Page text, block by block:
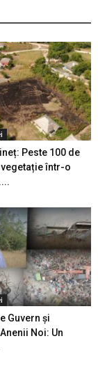
Peste 100 de
într-o
Guvern și
Noi: Un